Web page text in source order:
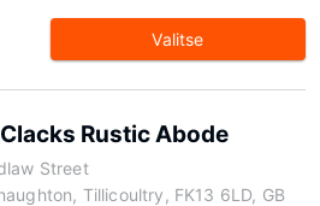
Valitse
Rustic Abode
Street
Tillicoultry, FK13 6LD, GB